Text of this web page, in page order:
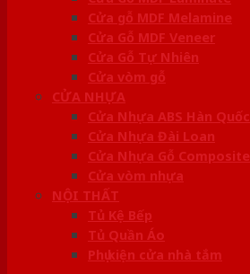
Cửa gỗ MDF Melamine
Cửa Gỗ MDF Veneer
Cửa Gỗ Tự Nhiên
Cửa vòm gỗ
CỬA NHỰA
Cửa Nhựa ABS Hàn Quốc
Cửa Nhựa Đài Loan
Cửa Nhựa Gỗ Composite
Cửa vòm nhựa
NỘI THẤT
Tủ Kệ Bếp
Tủ Quần Áo
Phụ kiện cửa nhà tắm